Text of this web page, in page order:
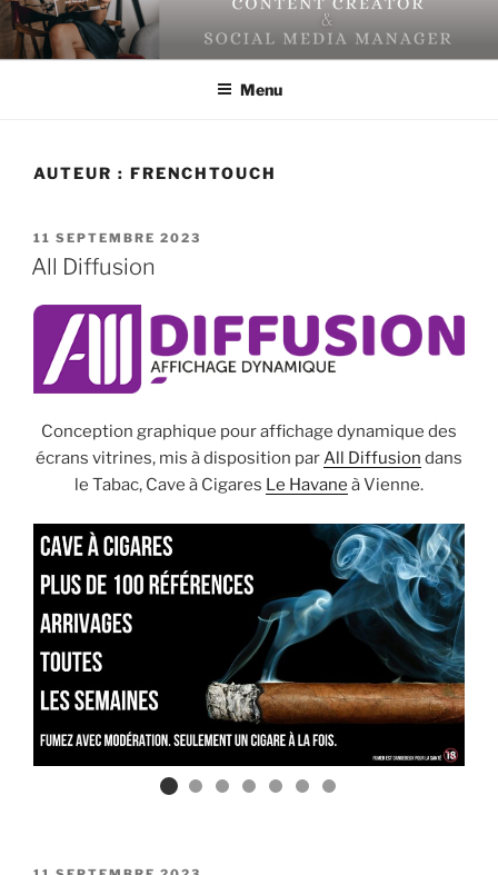
Aller
au
contenu
Menu
AUTEUR : FRENCHTOUCH
PUBLIÉ
LE
11 SEPTEMBRE 2023
All Diffusion
Conception graphique pour affichage dynamique des
écrans vitrines, mis à disposition parAll Diffusion dans
le Tabac, Cave à Cigares Le Havane à Vienne.